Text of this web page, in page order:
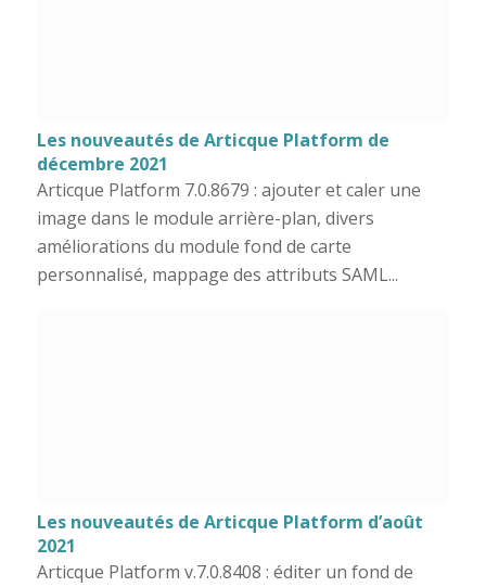
Les nouveautés de Articque Platform de
décembre 2021
Articque Platform 7.0.8679 : ajouter et caler une
image dans le module arrière-plan, divers
améliorations du module fond de carte
personnalisé, mappage des attributs SAML...
Les nouveautés de Articque Platform d’août
2021
Articque Platform v.7.0.8408 : éditer un fond de